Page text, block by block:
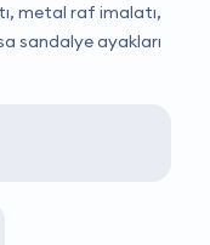
metal raf imalatı,
sandalye ayakları